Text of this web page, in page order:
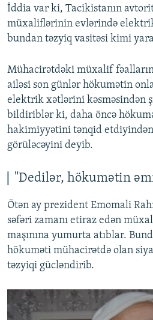
İddia var ki, Tacikistanın
müxaliflərinin evlərində
bundan təzyiq vasitəsi kimi
Mühacirətdəki müxalif
ailəsi son günlər hökumətin
elektrik xətlərini kəsməsindən
bildiriblər ki, daha öncə
hakimiyyətini tənqid
görüləcəyini deyib.
"Dedilər, hökumətin
Ötən ay prezident Emomali
səfəri zamanı etiraz edən
maşınına yumurta atıblar.
hökuməti mühacirətdə olan
təzyiqi gücləndirib.